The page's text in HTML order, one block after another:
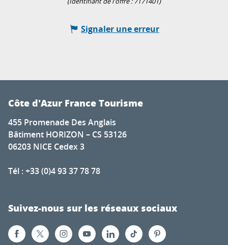
Signaler une erreur
Côte d'Azur France Tourisme
455 Promenade Des Anglais
Bâtiment HORIZON – CS 53126
06203 NICE Cedex 3
Tél : +33 (0)4 93 37 78 78
Suivez-nous sur les réseaux sociaux